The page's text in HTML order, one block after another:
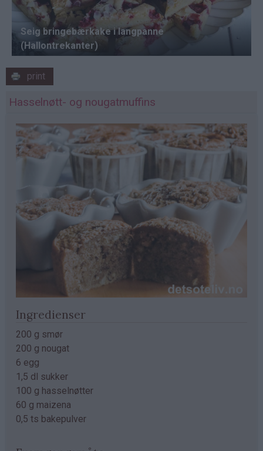
print
Hasselnøtt- og nougatmuffins
Ingredienser
200 g smør
200 g nougat
6 egg
1,5 dl sukker
100 g hasselnøtter
60 g maizena
0,5 ts bakepulver